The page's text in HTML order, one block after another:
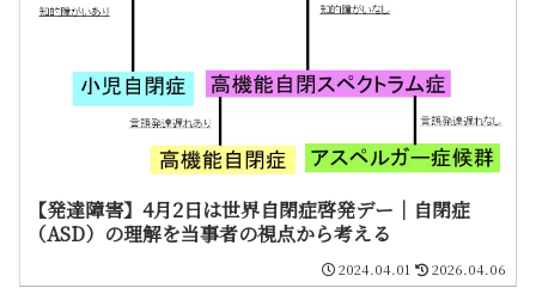
【発達障害】4月2日は世界自閉症啓発デー｜自閉症
（ASD）の理解を当事者の視点から考える
2024.04.01 2026.04.06